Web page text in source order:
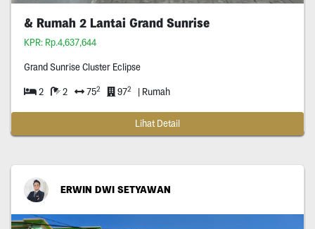
& Rumah 2 Lantai Grand Sunrise
KPR: Rp.4,637,644
Grand Sunrise Cluster Eclipse
2 2 752 972 | Rumah
Lihat Detail
ERWIN DWI SETYAWAN